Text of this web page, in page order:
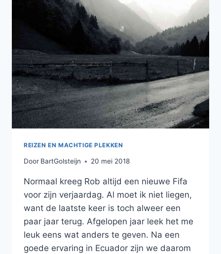
REIZEN EN MACHTIGE PLEKKEN
Door BartGolsteijn 20 mei 2018
Normaal kreeg Rob altijd een nieuwe Fifa
voor zijn verjaardag. Al moet ik niet liegen,
want de laatste keer is toch alweer een
paar jaar terug. Afgelopen jaar leek het me
leuk eens wat anders te geven. Na een
goede ervaring in Ecuador zijn we daarom